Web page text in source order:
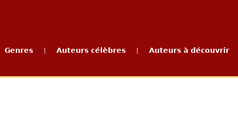
Genres Auteurs célèbres Auteurs à découvrir